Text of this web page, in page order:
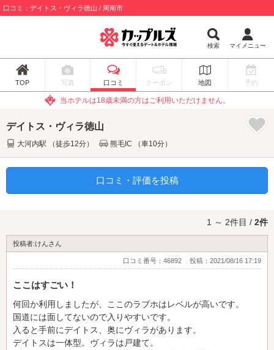
口コミ：デイトス・ヴィラ徳山 / 周南市
検索 マイメニュー
TOP 写真 口コミ クーポン 地図 予約
当ホテルは18歳未満の方はご利用いただけません。
デイトス・ヴィラ徳山
大河内駅 （徒歩12分） 熊毛IC （車10分）
口コミ・評価を投稿
1 ～ 2件目 / 2件
投稿者:けんさん
口コミ番号：46892 投稿：2021/08/16 17:19
ここはすごい！
何回か利用しましたが、ここのラブホはレベルが高いです。
国道には面してないので入りやすいです。
入ると手前にデイトス、奥にヴィラがあります。
デイトスは一体型。ヴィラは戸建て。